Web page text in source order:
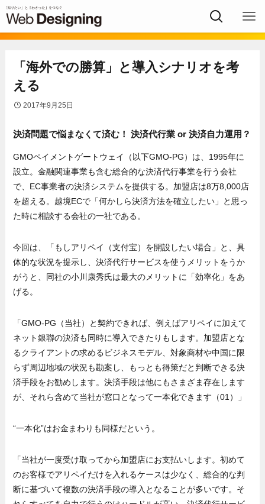
「海外での勝算」と導入シナリオを考
える
2017年9月25日
決済問題で悩まなくて済む！ 決済代行業 or 決済自力運用？
GMOペイメントゲートウェイ（以下GMO-PG）は、1995年に
設立。金融関連事業も含む総合的な決済代行事業を行う会社
で、EC事業者の決済システムを提供する。加盟店は8万8,000店
を超える。越境ECで「何かしら決済方法を確立したい」と思っ
た時に相談する会社の一社である。
今回は、「もしアリペイ（支付宝）を開設したい場合」と、具
体的な状況を提示し、決済代行サービスを使うメリットをうか
がうと、同社の小川康秀氏は最大のメリットに「効率化」をあ
げる。
「GMO-PG（当社）と契約できれば、例えばアリペイに加えて
ネット銀聯の決済も同時に導入できたりもします。加盟店とな
るクライアントの求めるビジネスモデル、対象商材や中国に限
らず周辺地域の状況も勘案し、もっとも得策だと判断できる決
済手段をお勧めします。決済手段は他にもさまざま存在します
が、それら含めて当社が窓口となって一本化できます（01）」
“一本化”はお金まわりも同様だという。
「当社が一度受け取ってから加盟店にお支払いします。初めて
のお客様でアリペイだけを入れるケースは少なく、総合的な判
断に基づいて複数の決済手段の導入となることが多いです。そ